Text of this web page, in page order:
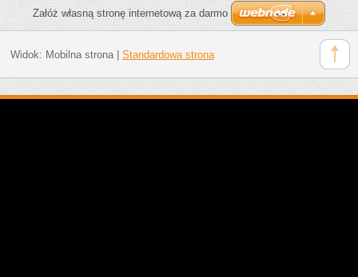
Załóż własną stronę internetową za darmo
Widok: Mobilna strona| Standardowa strona